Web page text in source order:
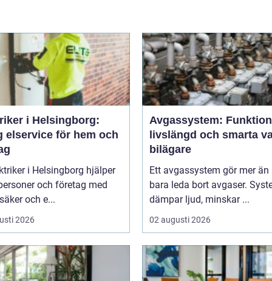
i Helsingborg:
elservice för hem och
i Helsingborg hjälper
och företag med
och e...
2026
Avgassystem:
livslängd och smarta
bilägare
Ett avgassystem gör mer än
bara leda bort avgaser.
dämpar ljud, minskar ...
02 augusti 2026